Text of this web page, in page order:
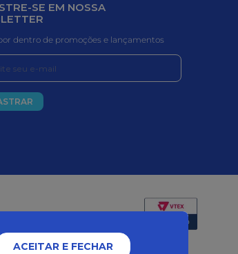
SE EM NOSSA
dentro de promoções e lançamentos
ACEITAR E FECHAR